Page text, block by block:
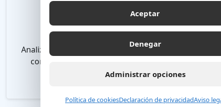
Revisamos tu situación actual
Analizamos tu sitio, tus canales, tus servicios, tu
competencia y las oportunidades donde tu
marca puede crecer mejor.
Aceptar
Denegar
Administrar opciones
Política de cookiesDeclaración de privacidadAviso